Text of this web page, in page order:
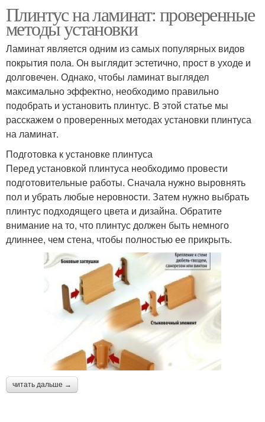
Плинтус на ламинат: проверенные
методы установки
Ламинат является одним из самых популярных видов
покрытия пола. Он выглядит эстетично, прост в уходе и
долговечен. Однако, чтобы ламинат выглядел
максимально эффектно, необходимо правильно
подобрать и установить плинтус. В этой статье мы
расскажем о проверенных методах установки плинтуса
на ламинат.
Подготовка к установке плинтуса
Перед установкой плинтуса необходимо провести
подготовительные работы. Сначала нужно выровнять
пол и убрать любые неровности. Затем нужно выбрать
плинтус подходящего цвета и дизайна. Обратите
внимание на то, что плинтус должен быть немного
длиннее, чем стена, чтобы полностью ее прикрыть.
читать дальше →